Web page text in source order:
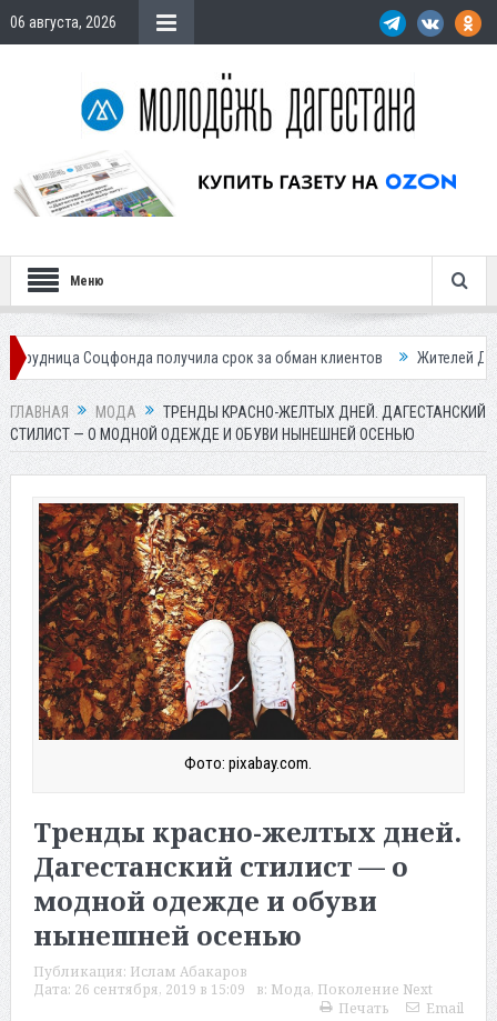
06 августа, 2026
Меню
получила срок за обман клиентов Жителей Дагестана
ГЛАВНАЯ МОДА
ТРЕНДЫ КРАСНО-ЖЕЛТЫХ ДНЕЙ. ДАГЕСТАНСКИЙ
СТИЛИСТ — О МОДНОЙ ОДЕЖДЕ И ОБУВИ НЫНЕШНЕЙ ОСЕНЬЮ
Фото: pixabay.com.
Тренды красно-желтых дней.
Дагестанский стилист — о
модной одежде и обуви
нынешней осенью
Публикация: Ислам Абакаров
Дата: 26 сентября, 2019 в 15:09 в: Мода, Поколение Next
Печать
Email